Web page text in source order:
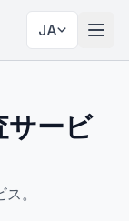
JA
ナビ
サービ
。